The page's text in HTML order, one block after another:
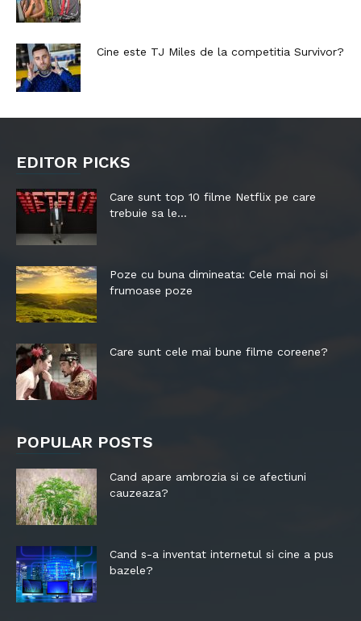
Cine este TJ Miles de la competitia Survivor?
EDITOR PICKS
Care sunt top 10 filme Netflix pe care
trebuie sa le...
Poze cu buna dimineata: Cele mai noi si
frumoase poze
Care sunt cele mai bune filme coreene?
POPULAR POSTS
Cand apare ambrozia si ce afectiuni
cauzeaza?
Cand s-a inventat internetul si cine a pus
bazele?